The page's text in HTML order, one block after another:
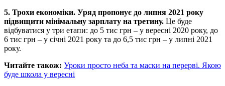
5. Трохи економіки. Уряд пропонує до липня 2021 року
підвищити мінімальну зарплату на третину. Це буде
відбуватися у три етапи: до 5 тис грн – у вересні 2020 року, до
6 тис грн – у січні 2021 року та до 6,5 тис грн – у липні 2021
року.
Читайте також: Уроки просто неба та маски на перерві. Якою
буде школа у вересні